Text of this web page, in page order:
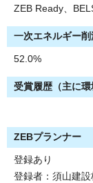
ZEB Ready、
一次エネルギー削
52.0%
受賞履歴（主に環
ZEBプランナー
登録あり
登録者：須山建設